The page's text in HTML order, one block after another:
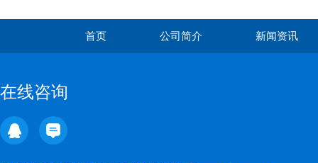
首页 公司简介 新闻资讯
在线咨询